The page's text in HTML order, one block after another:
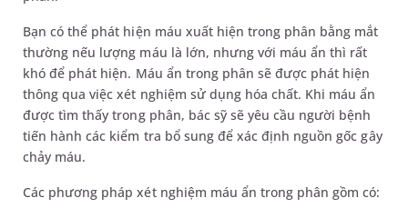
Bạn có thể phát hiện máu xuất hiện trong phân bằng mắt
thường nếu lượng máu là lớn, nhưng với máu ẩn thì rất
khó để phát hiện. Máu ẩn trong phân sẽ được phát hiện
thông qua việc xét nghiệm sử dụng hóa chất. Khi máu ẩn
được tìm thấy trong phân, bác sỹ sẽ yêu cầu người bệnh
tiến hành các kiểm tra bổ sung để xác định nguồn gốc gây
chảy máu.
Các phương pháp xét nghiệm máu ẩn trong phân gồm có: